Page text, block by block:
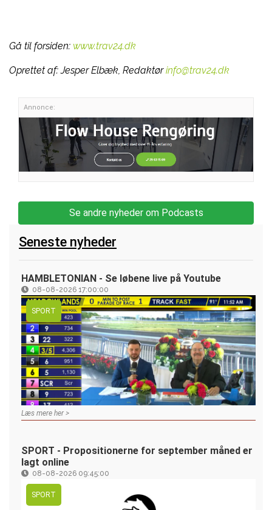
Gå til forsiden: www.trav24.dk
Oprettet af:Jesper Elbæk, Redaktør info@trav24.dk
Annonce:
Se andre nyheder om Podcasts
Seneste nyheder
HAMBLETONIAN - Se løbene live på Youtube
08-08-2026 17:00:00
SPORT
Læs mere her >
SPORT - Propositionerne for september måned er
lagt online
08-08-2026 09:45:00
SPORT